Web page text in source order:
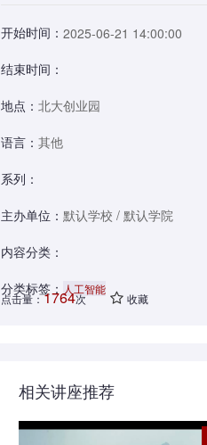
开始时间： 2025-06-21 14:00:00
结束时间：
地点： 北大创业园
语言： 其他
系列：
主办单位： 默认学校 / 默认学院
内容分类：
分类标签： 人工智能
点击量：1764次 收藏
相关讲座推荐